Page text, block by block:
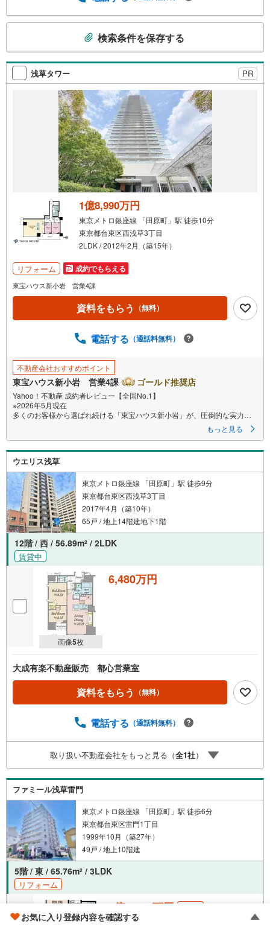
検
索
条
件
マ
イ
ペ
ジ
存
す
る
検索条件を保存する
浅草タワー PR
1億8,990万円
東京メトロ銀座線 「田原町」駅 徒歩10分
東京都台東区西浅草3丁目
2LDK / 2012年2月（築15年）
リフォーム 成約でもらえる
東宝ハウス新小岩 営業4課
資料をもらう （無料）
電話する （通話料無料）
不動産会社おすすめポイント
東宝ハウス新小岩 営業4課 ゴールド推奨店
Yahoo！不動産 成約者レビュー【全国No.1】
※2026年5月現在
多くのお客様から選ばれ続ける「東宝ハウス新小岩」が、圧倒的な実力で
■本日見学OK■
営業時間内（9:00～20:00）はお電話でのご連絡がスムーズです。ご自宅へ
の送迎・最寄駅でのお待ち合わせ等、お気軽にご相談ください。
選ばれる3つの「圧倒的メリット」
（1）【業界最低水準の提携住宅ローン】
「他社で断られた」「借入がある」方も独自審査で多数承認！優遇金利と
各種手数料0円でお得に。
（2）【未来カレンダーで資金の不安ゼロへ】
専用ソフトで将来の家計を無料シミュレーション。「月々いくらなら安心
か」をプロが明確にします。
（3）【ご購入後の生涯サポート】
売って終わりではありません。専属FPがお引渡し後も一生涯お守りしま
Yahoo！不動産キャンペーン対象店舗
当店でのご成約でPayPayボーナスがもらえるキャンペーン対象です！※必
ずYahoo！ JAPAN IDでログインの上お問い合わせください。
もっと見る
ウエリス浅草
東京メトロ銀座線 「田原町」駅 徒歩9分
東京都台東区西浅草3丁目
2017年4月（築10年）
65戸 / 地上14階建地下1階
12階 / 西 / 56.89m2 / 2LDK
賃貸中
画像5枚
6,480万円
大成有楽不動産販売 都心営業室
資料をもらう （無料）
電話する （通話料無料）
取り扱い不動産会社をもっと見る（全1社）
ファミール浅草雷門
東京メトロ銀座線 「田原町」駅 徒歩6分
東京都台東区雷門1丁目
1999年10月（築27年）
49戸 / 地上10階建
5階 / 東 / 65.76m2 / 3LDK
リフォーム
1億4,480万円
お気に入り登録内容を確認する